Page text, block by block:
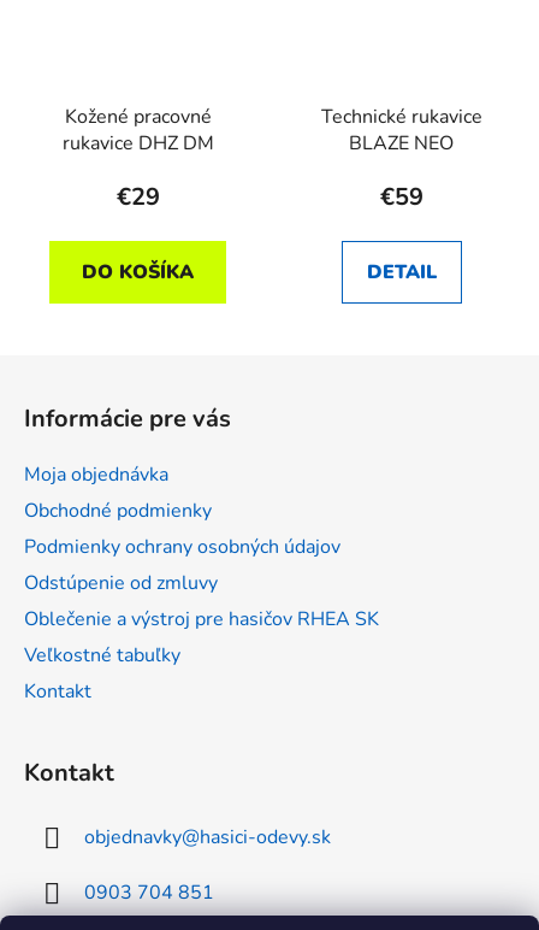
Kožené pracovné
rukavice DHZ DM
€29
DO KOŠÍKA
Technické rukavice
BLAZE NEO
€59
DETAIL
Informácie pre vás
Moja objednávka
Obchodné podmienky
Podmienky ochrany osobných údajov
Odstúpenie od zmluvy
Oblečenie a výstroj pre hasičov RHEA SK
Veľkostné tabuľky
Kontakt
Kontakt
objednavky@hasici-odevy.sk
0903 704 851